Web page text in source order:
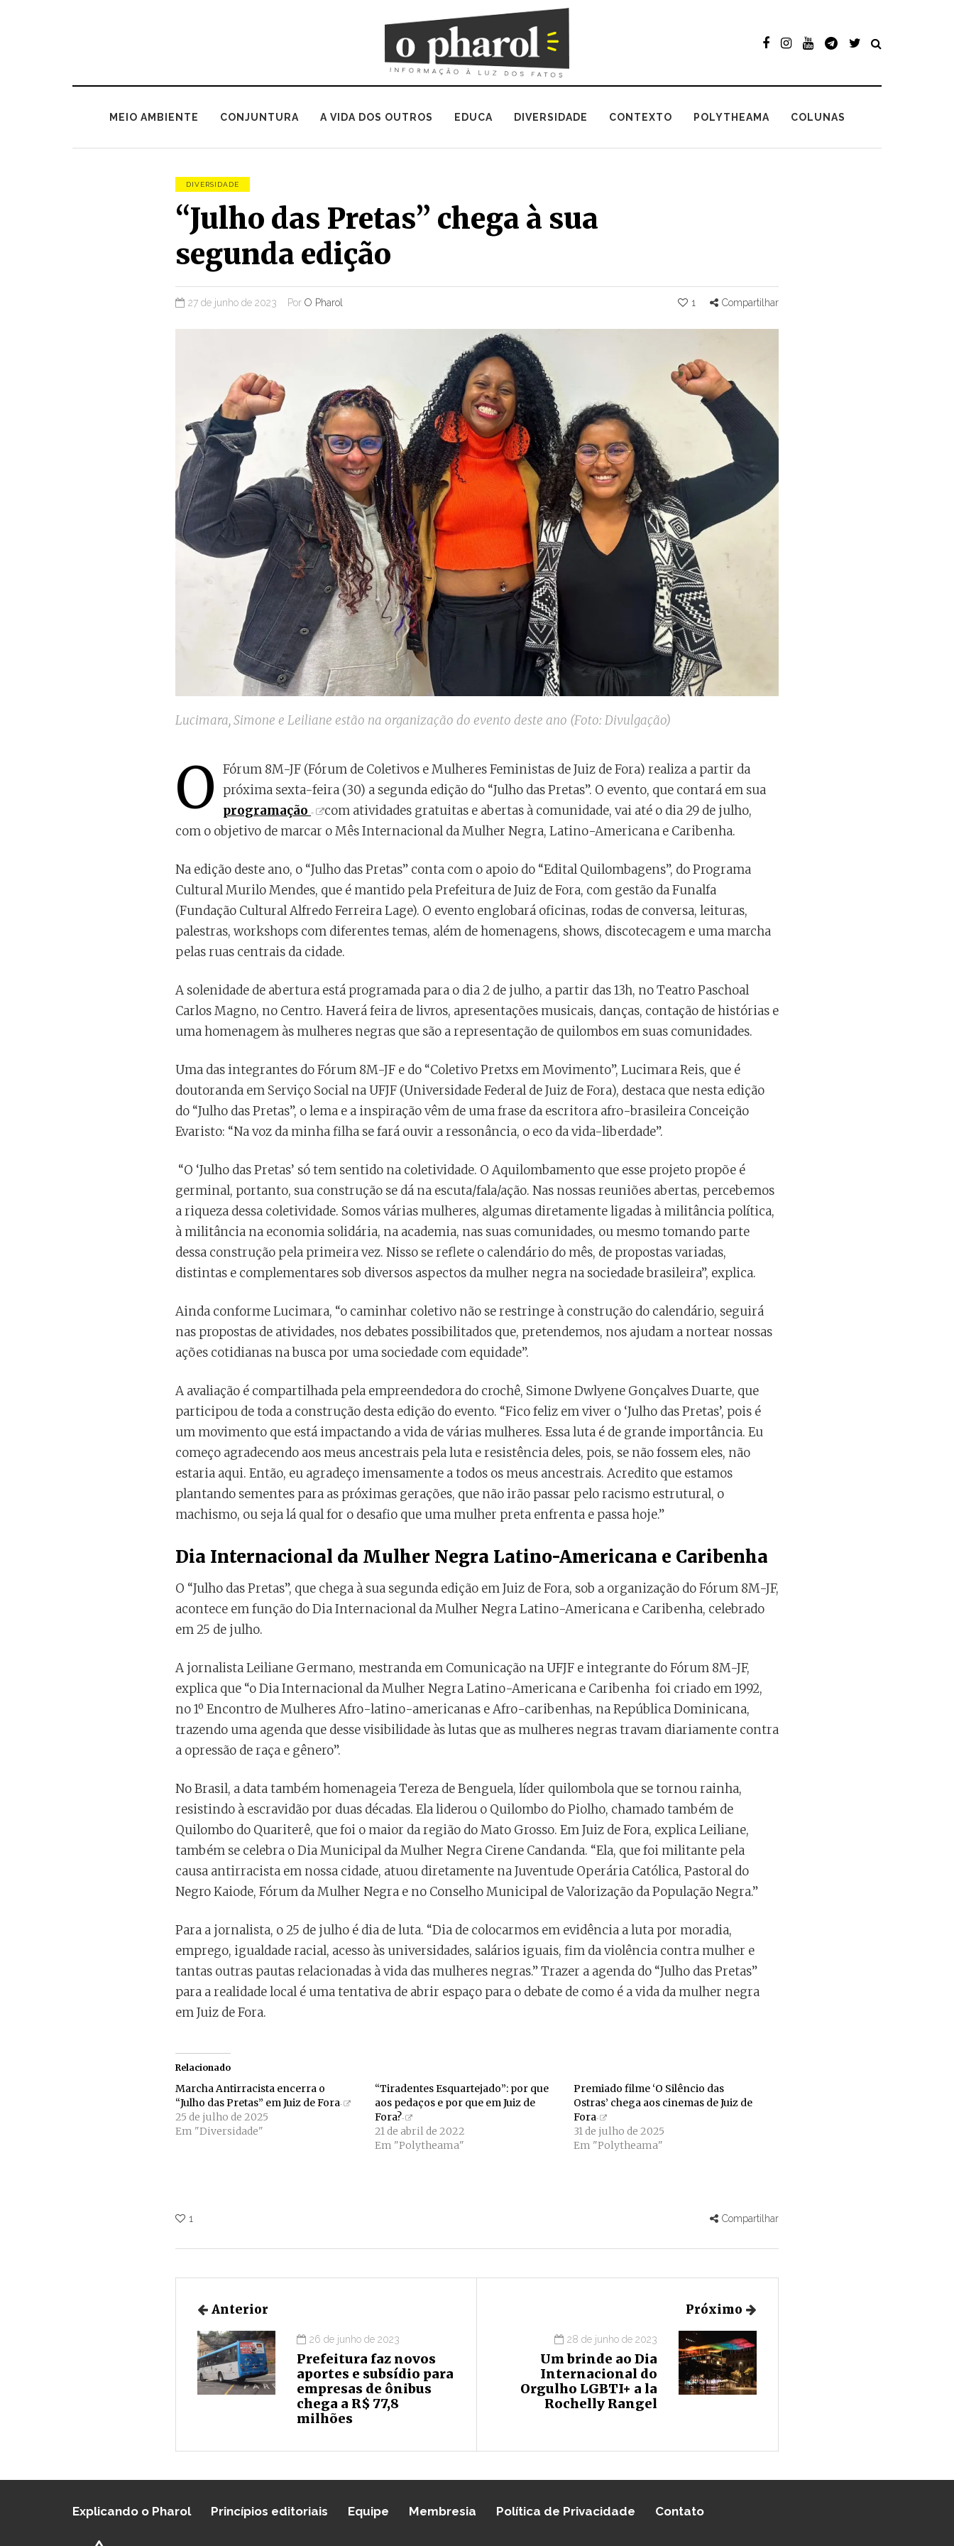
MEIO AMBIENTE CONJUNTURA A VIDA DOS OUTROS EDUCA DIVERSIDADE CONTEXTO POLYTHEAMA COLUNAS
DIVERSIDADE
“Julho das Pretas” chega à sua
segunda edição
27 de junho de 2023 Por O Pharol 1 Compartilhar
Lucimara, Simone e Leiliane estão na organização do evento deste ano (Foto: Divulgação)
O Fórum 8M-JF (Fórum de Coletivos e Mulheres Feministas de Juiz de Fora) realiza a partir da
próxima sexta-feira (30) a segunda edição do “Julho das Pretas”. O evento, que contará em sua
programação
com atividades gratuitas e abertas à comunidade, vai até o dia 29 de julho,
com o objetivo de marcar o Mês Internacional da Mulher Negra, Latino-Americana e Caribenha.
Na edição deste ano, o “Julho das Pretas” conta com o apoio do “Edital Quilombagens”, do Programa
Cultural Murilo Mendes, que é mantido pela Prefeitura de Juiz de Fora, com gestão da Funalfa
(Fundação Cultural Alfredo Ferreira Lage). O evento englobará oficinas, rodas de conversa, leituras,
palestras, workshops com diferentes temas, além de homenagens, shows, discotecagem e uma marcha
pelas ruas centrais da cidade.
A solenidade de abertura está programada para o dia 2 de julho, a partir das 13h, no Teatro Paschoal
Carlos Magno, no Centro. Haverá feira de livros, apresentações musicais, danças, contação de histórias e
uma homenagem às mulheres negras que são a representação de quilombos em suas comunidades.
Uma das integrantes do Fórum 8M-JF e do “Coletivo Pretxs em Movimento”, Lucimara Reis, que é
doutoranda em Serviço Social na UFJF (Universidade Federal de Juiz de Fora), destaca que nesta edição
do “Julho das Pretas”, o lema e a inspiração vêm de uma frase da escritora afro-brasileira Conceição
Evaristo: “Na voz da minha filha se fará ouvir a ressonância, o eco da vida-liberdade”.
“O ‘Julho das Pretas’ só tem sentido na coletividade. O Aquilombamento que esse projeto propõe é
germinal, portanto, sua construção se dá na escuta/fala/ação. Nas nossas reuniões abertas, percebemos
a riqueza dessa coletividade. Somos várias mulheres, algumas diretamente ligadas à militância política,
à militância na economia solidária, na academia, nas suas comunidades, ou mesmo tomando parte
dessa construção pela primeira vez. Nisso se reflete o calendário do mês, de propostas variadas,
distintas e complementares sob diversos aspectos da mulher negra na sociedade brasileira”, explica.
Ainda conforme Lucimara, “o caminhar coletivo não se restringe à construção do calendário, seguirá
nas propostas de atividades, nos debates possibilitados que, pretendemos, nos ajudam a nortear nossas
ações cotidianas na busca por uma sociedade com equidade”.
A avaliação é compartilhada pela empreendedora do crochê, Simone Dwlyene Gonçalves Duarte, que
participou de toda a construção desta edição do evento. “Fico feliz em viver o ‘Julho das Pretas’, pois é
um movimento que está impactando a vida de várias mulheres. Essa luta é de grande importância. Eu
começo agradecendo aos meus ancestrais pela luta e resistência deles, pois, se não fossem eles, não
estaria aqui. Então, eu agradeço imensamente a todos os meus ancestrais. Acredito que estamos
plantando sementes para as próximas gerações, que não irão passar pelo racismo estrutural, o
machismo, ou seja lá qual for o desafio que uma mulher preta enfrenta e passa hoje.”
Dia Internacional da Mulher Negra Latino-Americana e Caribenha
O “Julho das Pretas”, que chega à sua segunda edição em Juiz de Fora, sob a organização do Fórum 8M-JF,
acontece em função do Dia Internacional da Mulher Negra Latino-Americana e Caribenha, celebrado
em 25 de julho.
A jornalista Leiliane Germano, mestranda em Comunicação na UFJF e integrante do Fórum 8M-JF,
explica que “o Dia Internacional da Mulher Negra Latino-Americana e Caribenha foi criado em 1992,
no 1º Encontro de Mulheres Afro-latino-americanas e Afro-caribenhas, na República Dominicana,
trazendo uma agenda que desse visibilidade às lutas que as mulheres negras travam diariamente contra
a opressão de raça e gênero”.
No Brasil, a data também homenageia Tereza de Benguela, líder quilombola que se tornou rainha,
resistindo à escravidão por duas décadas. Ela liderou o Quilombo do Piolho, chamado também de
Quilombo do Quariterê, que foi o maior da região do Mato Grosso. Em Juiz de Fora, explica Leiliane,
também se celebra o Dia Municipal da Mulher Negra Cirene Candanda. “Ela, que foi militante pela
causa antirracista em nossa cidade, atuou diretamente na Juventude Operária Católica, Pastoral do
Negro Kaiode, Fórum da Mulher Negra e no Conselho Municipal de Valorização da População Negra.”
Para a jornalista, o 25 de julho é dia de luta. “Dia de colocarmos em evidência a luta por moradia,
emprego, igualdade racial, acesso às universidades, salários iguais, fim da violência contra mulher e
tantas outras pautas relacionadas à vida das mulheres negras.” Trazer a agenda do “Julho das Pretas”
para a realidade local é uma tentativa de abrir espaço para o debate de como é a vida da mulher negra
em Juiz de Fora.
Relacionado
Marcha Antirracista encerra o
“Julho das Pretas” em Juiz de Fora
25 de julho de 2025
Em "Diversidade"
“Tiradentes Esquartejado”: por que
aos pedaços e por que em Juiz de
Fora?
21 de abril de 2022
Em "Polytheama"
Premiado filme ‘O Silêncio das
Ostras’ chega aos cinemas de Juiz de
Fora
31 de julho de 2025
Em "Polytheama"
1 Compartilhar
Anterior
26 de junho de 2023
Prefeitura faz novos
aportes e subsídio para
empresas de ônibus
chega a R$ 77,8
milhões
Próximo
28 de junho de 2023
Um brinde ao Dia
Internacional do
Orgulho LGBTI+ a la
Rochelly Rangel
Explicando o Pharol Princípios editoriais Equipe Membresia Política de Privacidade Contato